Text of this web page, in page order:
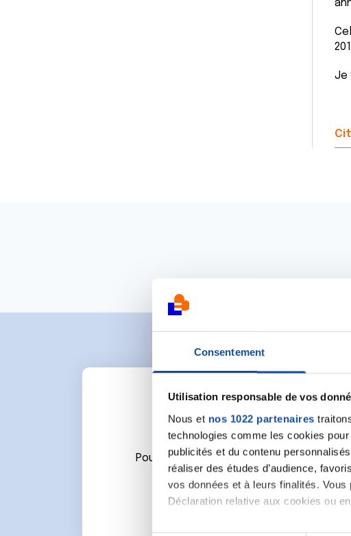
Consentement
Utilisation responsable de vos
Nous et nos 1022 partenaires
technologies comme les cookies
publicités et du contenu
réaliser des études d’audience,
vos données et à leurs finalités.
Déclaration relative aux cookies ou
Je
Pour écrire un commentaire ou lancer
Se